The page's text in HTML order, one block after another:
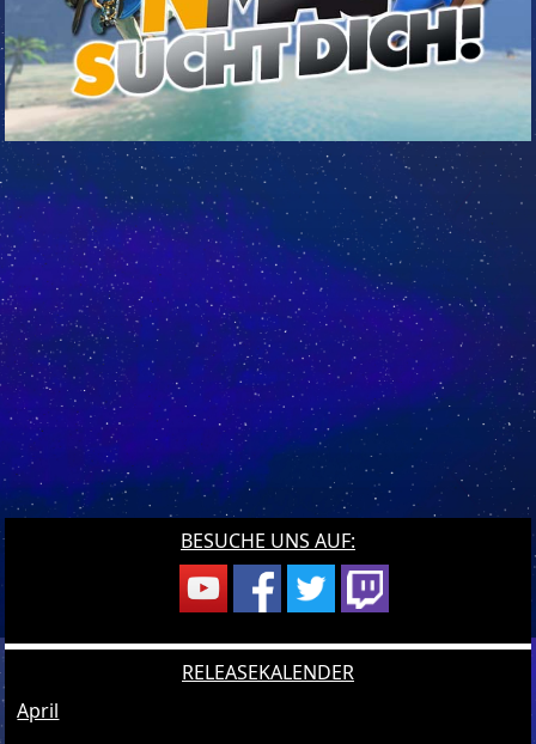
BESUCHE UNS AUF:
RELEASEKALENDER
April